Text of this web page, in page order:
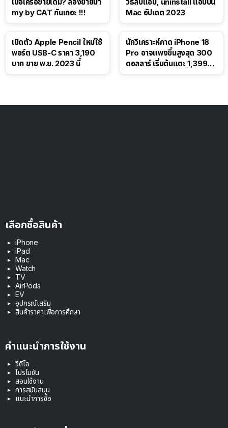
my by CAT กันเถอะ !!!
Mac อัปเดต 2023
เปิดตัว Apple Pencil ใหม่ใช้
พอร์ต USB-C ราคา 3,190
บาท ขาย พ.ย. 2023 นี้
นักวิเคราะห์คาด iPhone 18
Pro อาจแพงขึ้นสูงสุด 300
ดอลลาร์ เริ่มต้นแตะ 1,399
เลือกซื้อสินค้า
iPhone
iPad
Mac
Watch
TV
AirPods
EV
อุปกรณ์เสริม
สินค้าราคาเพื่อการศึกษา
คำแนะนำการใช้งาน
วิดีโอ
โปรโมชัน
สอนใช้งาน
การสนับสนุน
แนะนำการซื้อ